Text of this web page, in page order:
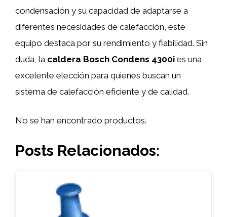
condensación y su capacidad de adaptarse a
diferentes necesidades de calefacción, este
equipo destaca por su rendimiento y fiabilidad. Sin
duda, la caldera Bosch Condens 4300i es una
excelente elección para quienes buscan un
sistema de calefacción eficiente y de calidad.
No se han encontrado productos.
Posts Relacionados: